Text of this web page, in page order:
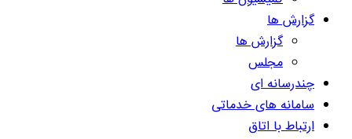
گزارش ها
گزارش ها
مجلس
چندرسانه ای
سامانه های خدماتی
ارتباط با اتاق